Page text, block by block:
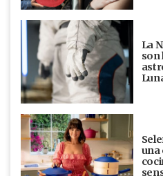
La
son
una